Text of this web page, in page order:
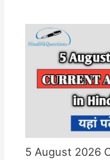
5 August 2026